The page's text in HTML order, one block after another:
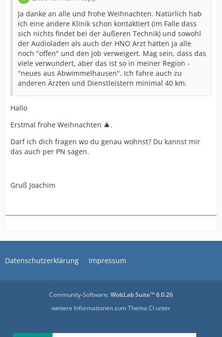
Ja danke an alle und frohe Weihnachten. Natürlich hab
ich eine andere Klinik schon kontaktiert (im Falle dass
sich nichts findet bei der äußeren Technik) und sowohl
der Audioladen als auch der HNO Arzt hatten ja alle
noch "offen" und den Job verweigert. Mag sein, dass das
viele verwundert, aber das ist so in meiner Region -
"neues aus Abwimmelhausen". Ich fahre auch zu
anderen Ärzten und Dienstleistern minimal 40 km.
Hallo
Erstmal frohe Weihnachten 🎄.
Darf ich dich fragen wo du genau wohnst? Du kannst mir
das auch per PN sagen.
Gruß Joachim
Datenschutzerklärung Impressum
Community-Software:WoltLab Suite™ 6.0.26
weitere Informationen zum Thema CI unter